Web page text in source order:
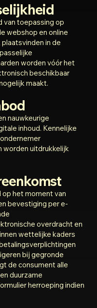
van toepassing op
webshop en online
in de
worden vóór het
beschikbaar
maakt.
nauwkeurige
inhoud. Kennelijke
worden uitdrukkelijk
het moment van
bevestiging per e-
overdracht en
wettelijke kaders
bij gegronde
de consument alle
duurzame
herroeping indien